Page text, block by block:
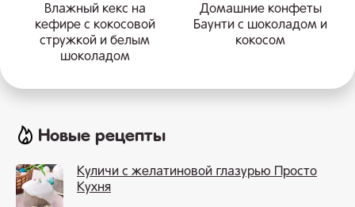
Влажный кекс на
кефире с кокосовой
стружкой и белым
шоколадом
Домашние конфеты
Баунти с шоколадом и
кокосом
Новые рецепты
Куличи с желатиновой глазурью Просто
Кухня